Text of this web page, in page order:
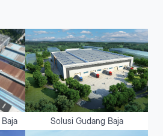
Solusi Gudang Baja